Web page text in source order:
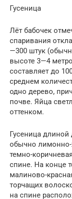
Гусеница
Лёт бабочек
спаривания
—300 штук
высоте 3—4
составляет до
среднем
одно дерево,
почве. Яйца
оттенком.
Гусеница
обычно лимонно-
темно-
спине. На конце
малиново-
торчащих
на спине